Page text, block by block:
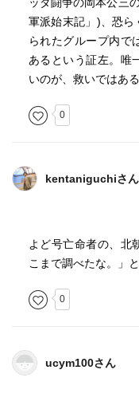
さらにする妻たちも
ヨーロッパなどで、
他の日本人の誘いい
日本国内に何度も出
こんな危険もあった
それもぞっとする。
思想の違いが主なとこ
軍派始末記」)、恐ら
られたグループ内で
あるという証左。唯
いのが、救いではある
0
kentaniguchiさん
よど号亡命者の、北
こまで調べたな。」
0
ucym100さん